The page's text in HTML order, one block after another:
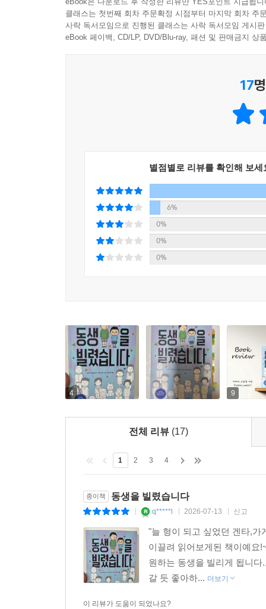
그러나 홧김에 내린 결정으로 진짜 쓰토무를 잃
속에서 겐타는 비로소 동생과 함께 웃고 장난치
후에야 그 크기를 알 수 있다.’는 인생의 보편적
대여된 기억은 지워져도, 우리가 나눈 진심은 영원
이 작품이 단순한 형제 갈등 이야기를 넘어 깊
언젠가는 헤어져야만 하는 동생 로봇이라는 한
형에 대한 사랑을 꾹꾹 눌러 담아 편지를 썼던
아니라, 영혼을 다해 가족을 사랑했던 진정한 가
생물학적 존재 여부를 떠나, 서로를 향한 진심과
도덕 3학년 3. 사랑이 가득한 우리 집
클래스는 첫번째 회차 주문확정 시점부터 마지막 회차 주
사락 독서모임으로 진행된 클래스는 사락 독서모임 게시
eBook 페이백, CD/LP, DVD/Blu-ray, 패션 및 판매금지 상
17
별점별로 리뷰를 확인해 보세
6%
0%
0%
0%
4 9
전체 리뷰 (17)
1 2 3 4
종이책 동생을 빌렸습니다
q*****l 2026-07-13 신고
"늘 형이 되고 싶었던 겐타,가
이끌려 읽어보게된 책이예요
원하는 동생을 빌리게 됩니
갈 듯 좋아하... 더보기
이 리뷰가 도움이 되었나요?